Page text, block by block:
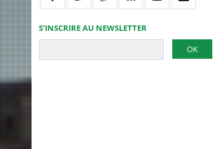
S’INSCRIRE AU NEWSLETTER